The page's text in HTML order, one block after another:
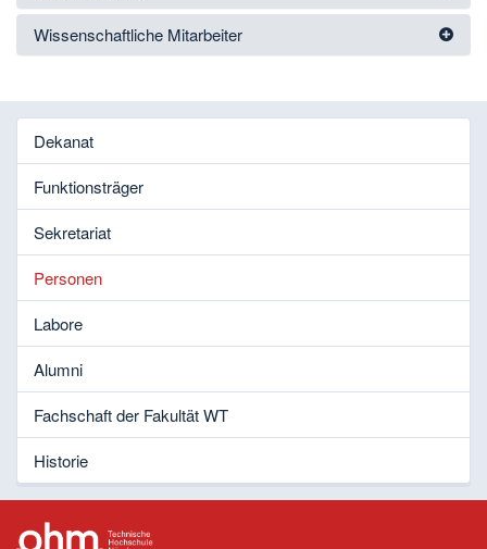
Wissenschaftliche Mitarbeiter
Dekanat
Funktionsträger
Sekretariat
Personen
Labore
Alumni
Fachschaft der Fakultät WT
Historie